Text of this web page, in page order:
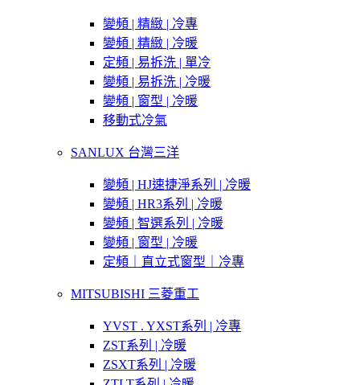
變頻 | 精緻 | 冷專
變頻 | 精緻 | 冷暖
定頻 | 易拆洗 | 單冷
變頻 | 易拆洗 | 冷暖
變頻 | 窗型 | 冷暖
移動式冷氣
SANLUX 台灣三洋
變頻 | HJ速捷淨系列 | 冷暖
變頻 | HR3系列 | 冷暖
變頻 | 智選系列 | 冷暖
變頻 | 窗型 | 冷暖
定頻｜直立式窗型｜冷專
MITSUBISHI 三菱重工
YVST . YXST系列 | 冷專
ZST系列 | 冷暖
ZSXT系列 | 冷暖